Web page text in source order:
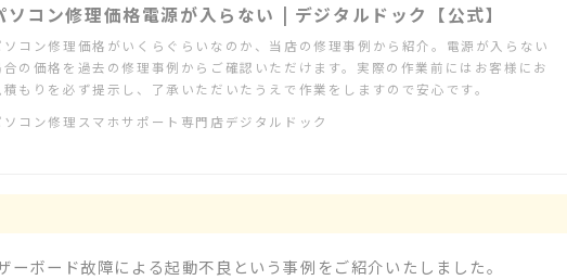
ソコン修理価格電源が入らない | デジタルドック【公式】
ソコン修理価格がいくらぐらいなのか、当店の修理事例から紹介。電源が入らない
合の価格を過去の修理事例からご確認いただけます。実際の作業前にはお客様にお
積もりを必ず提示し、了承いただいたうえで作業をしますので安心です。
ソコン修理スマホサポート専門店デジタルドック
ーボード故障による起動不良という事例をご紹介いたしました。